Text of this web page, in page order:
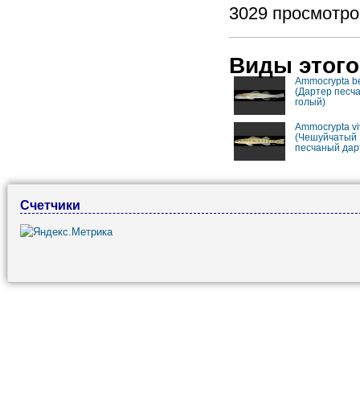
3029
Виды
Ammocrypta
(Дартер
голый)
Ammocrypta
(Чешуйчатый
песчаный
Счетчики